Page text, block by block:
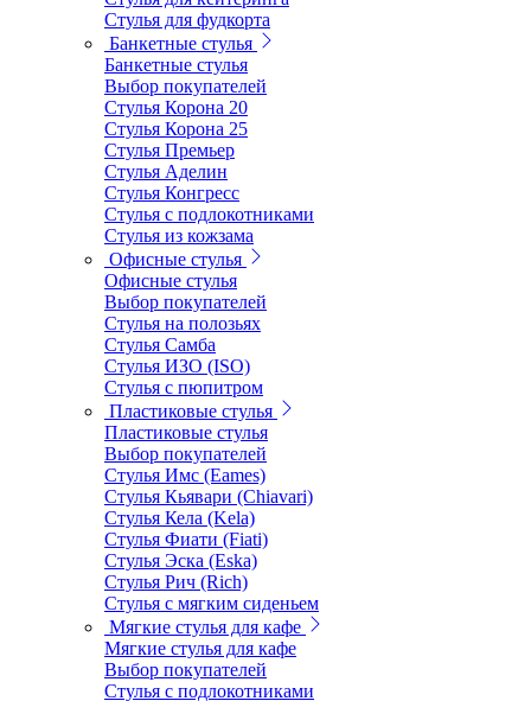
Стулья для фудкорта
Банкетные стулья
Банкетные стулья
Выбор покупателей
Стулья Корона 20
Стулья Корона 25
Стулья Премьер
Стулья Аделин
Стулья Конгресс
Стулья с подлокотниками
Стулья из кожзама
Офисные стулья
Офисные стулья
Выбор покупателей
Стулья на полозьях
Стулья Самба
Стулья ИЗО (ISO)
Стулья с пюпитром
Пластиковые стулья
Пластиковые стулья
Выбор покупателей
Стулья Имс (Eames)
Стулья Кьявари (Chiavari)
Стулья Кела (Kela)
Стулья Фиати (Fiati)
Стулья Эска (Eska)
Стулья Рич (Rich)
Стулья с мягким сиденьем
Мягкие стулья для кафе
Мягкие стулья для кафе
Выбор покупателей
Стулья с подлокотниками